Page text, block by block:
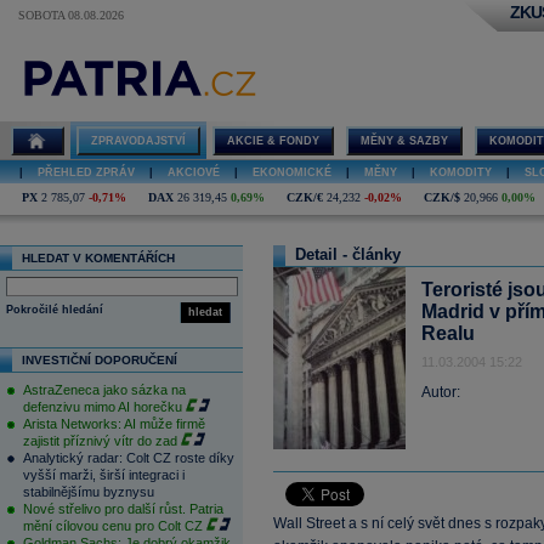
SOBOTA 08.08.2026
ZPRAVODAJSTVÍ AKCIE & FONDY MĚNY & SAZBY
PŘEHLED ZPRÁV AKCIOVÉ EKONOMICKÉ MĚNY KOMODITY
PX 2 785,07 -0,71% DAX 26 319,45 0,69% CZK/€ 24,232 -0,02% CZK/$ 20,966 0,00%
HLEDAT V KOMENTÁŘÍCH
hledat
Pokročilé hledání
INVESTIČNÍ DOPORUČENÍ
AstraZeneca jako sázka na
defenzivu mimo AI horečku
Arista Networks: AI může firmě
zajistit příznivý vítr do zad
Analytický radar: Colt CZ roste díky
vyšší marži, širší integraci i
stabilnějšímu byznysu
Nové střelivo pro další růst. Patria
mění cílovou cenu pro Colt CZ
Detail - články
Teroristé
Madrid v
Realu
11.03.2004 15:22
Autor:
Wall Street a s ní celý svět dnes s